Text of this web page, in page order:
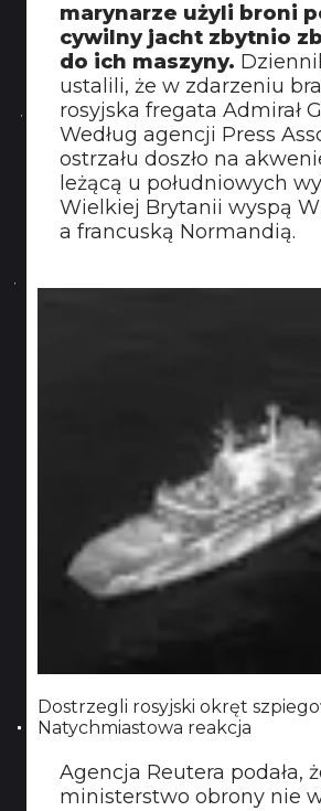
marynarze użyli broni
cywilny jacht zbytnio
do ich maszyny.
ustalili, że w zdarzeniu
rosyjska fregata Admirał
Według agencji Press
ostrzału doszło na
leżącą u południowych
Wielkiej Brytanii wyspą
a francuską Normandią.
Dostrzegli rosyjski okręt
Natychmiastowa reakcja
Agencja Reutera podała,
ministerstwo obrony nie